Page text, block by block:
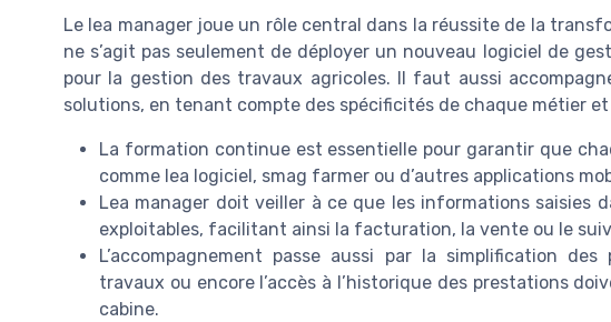
Le lea manager joue un rôle central dans la réussite de la
ne s’agit pas seulement de déployer un nouveau logiciel de
pour la gestion des travaux agricoles. Il faut aussi
solutions, en tenant compte des spécificités de chaque métier
La formation continue est essentielle pour garantir que
comme lea logiciel, smag farmer ou d’autres applications
Lea manager doit veiller à ce que les informations saisies
exploitables, facilitant ainsi la facturation, la vente ou le
L’accompagnement passe aussi par la simplification
travaux ou encore l’accès à l’historique des prestations
cabine.